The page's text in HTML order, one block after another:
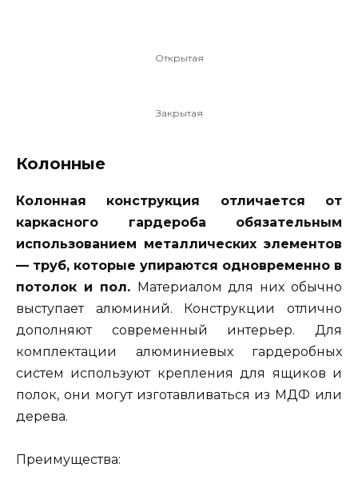
Открытая
Закрытая
Колонные
Колонная конструкция отличается от
каркасного гардероба обязательным
использованием металлических элементов
— труб, которые упираются одновременно в
потолок и пол.
Материалом для них обычно
выступает алюминий. Конструкции отлично
дополняют современный интерьер. Для
комплектации алюминиевых гардеробных
систем используют крепления для ящиков и
полок, они могут изготавливаться из МДФ или
дерева.
Преимущества: